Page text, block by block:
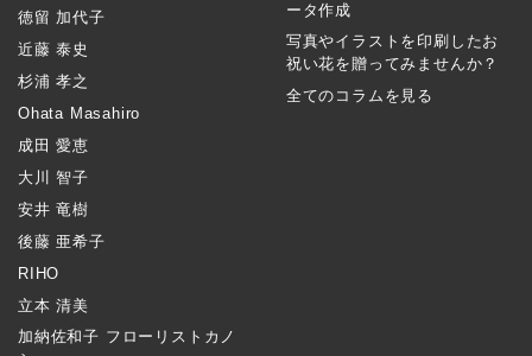
徳留 加代子
近藤 泰史
杉浦 孝之
Ohata Masahiro
成田 愛恵
大川 智子
安井 竜樹
後藤 亜希子
RIHO
立本 清美
加納佐和子 フローリストカノ
ータ作成
写真やイラストを印刷したお
祝い花を贈ってみませんか？
全てのコラムを見る